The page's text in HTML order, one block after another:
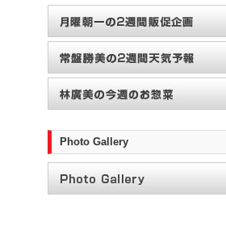
Photo Gallery